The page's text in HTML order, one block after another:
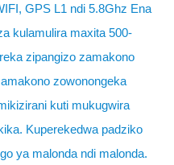
GPS L1 ndi 5.8Ghz Ena
kulamulira maxita 500-
zipangizo zamakono
zowonongeka
kuti mukugwira
Kuperekedwa padziko
ya malonda ndi malonda.